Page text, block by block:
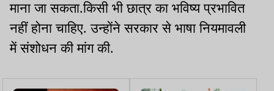
माना जा सकता.किसी भी छात्र का भविष्य प्रभावित
नहीं होना चाहिए. उन्होंने सरकार से भाषा नियमावली
में संशोधन की मांग की.